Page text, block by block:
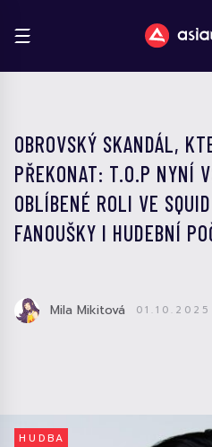
OBROVSKÝ SKANDÁL,
PŘEKONAT: T.O.P NYNÍ
OBLÍBENÉ ROLI VE
FANOUŠKY I HUDEBNÍ
Mila Mikitová 01.10.2025
HUDBA